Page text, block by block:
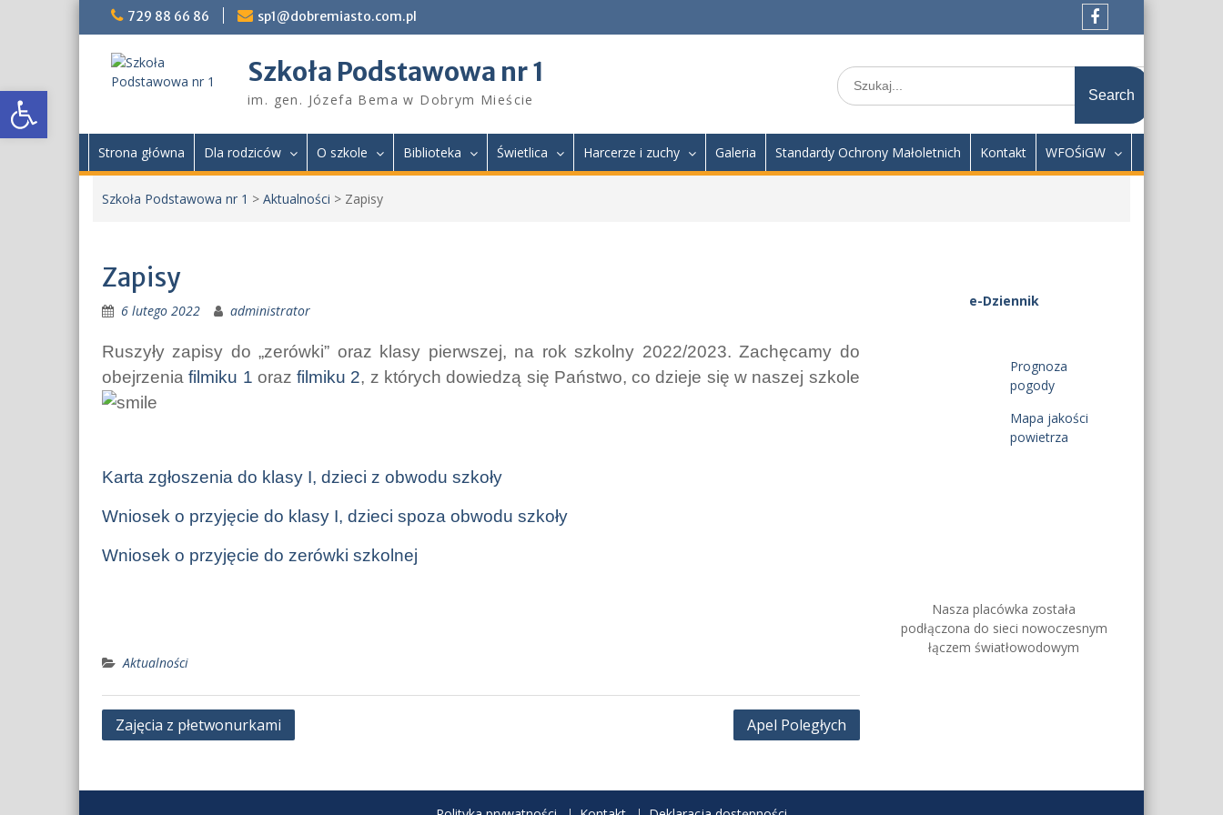
Skip
729 88 66 86
sp1@dobremiasto.com.pl
Facebook
Szkoła Podstawowa nr 1
im. gen. Józefa Bema w Dobrym Mieście
Search
for:
Strona główna Dla rodziców O szkole Biblioteka Świetlica Harcerze i zuchy Galeria Standardy Ochrony Małoletnich Kontakt WFOŚiGW
Szkoła Podstawowa nr 1 > Aktualności > Zapisy
Zapisy
6 lutego 2022 administrator
Ruszyły zapisy do „zerówki” oraz klasy pierwszej, na rok szkolny 2022/2023. Zachęcamy do
obejrzenia filmiku 1 orazfilmiku 2, z których dowiedzą się Państwo, co dzieje się w naszej szkole
Karta zgłoszenia do klasy I, dzieci z obwodu szkoły
Wniosek o przyjęcie do klasy I, dzieci spoza obwodu szkoły
Wniosek o przyjęcie do zerówki szkolnej
Aktualności
Nawigacja
Zajęcia z płetwonurkami Apel Poległych
e-Dziennik
Prognoza
pogody
Mapa jakości
powietrza
Nasza placówka została
podłączona do sieci nowoczesnym
łączem światłowodowym
Otwórz pasek narzędzi